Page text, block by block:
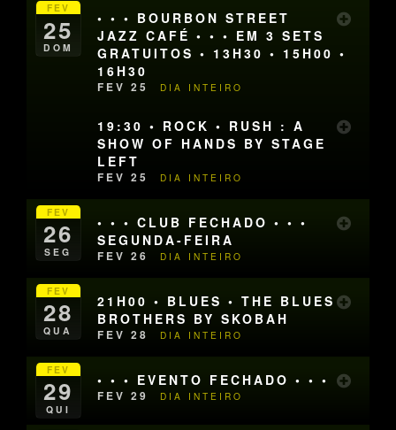
FEV
25
DOM
• • • BOURBON STREET
JAZZ CAFÉ • • • EM 3 SETS
GRATUITOS • 13H30 • 15H00 •
16H30
FEV 25 DIA INTEIRO
19:30 • ROCK • RUSH : A
SHOW OF HANDS BY STAGE
LEFT
FEV 25 DIA INTEIRO
FEV
26
SEG
• • • CLUB FECHADO • • •
SEGUNDA-FEIRA
FEV 26 DIA INTEIRO
FEV
28
QUA
21H00 • BLUES • THE BLUES
BROTHERS BY SKOBAH
FEV 28 DIA INTEIRO
FEV
29
QUI
• • • EVENTO FECHADO • • •
FEV 29 DIA INTEIRO